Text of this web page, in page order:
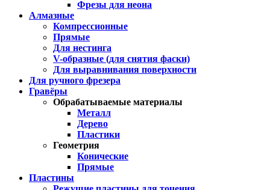
Фрезы для неона
Алмазные
Компрессионные
Прямые
Для нестинга
V-образные (для снятия фаски)
Для выравнивания поверхности
Для ручного фрезера
Гравёры
Обрабатываемые материалы
Металл
Дерево
Пластики
Геометрия
Конические
Прямые
Пластины